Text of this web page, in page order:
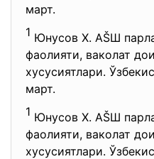
март.
1 Юнусов Х. АŠШ
фаолияти, ваколат
хусусиятлари.
март.
1 Юнусов Х. АŠШ
фаолияти, ваколат
хусусиятлари.